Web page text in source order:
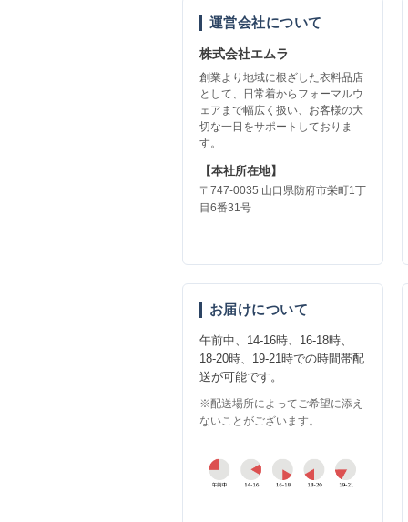
運営会社について
株式会社エムラ
創業より地域に根ざした衣料品店
として、日常着からフォーマルウ
ェアまで幅広く扱い、お客様の大
切な一日をサポートしておりま
す。
【本社所在地】
〒747-0035 山口県防府市栄町1丁
目6番31号
お届けについて
午前中、14-16時、16-18時、
18-20時、19-21時での時間帯配
送が可能です。
※配送場所によってご希望に添え
ないことがございます。